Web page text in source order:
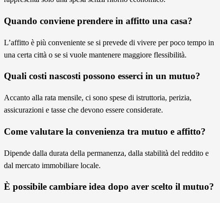
Quando conviene prendere in affitto una casa?
L’affitto è più conveniente se si prevede di vivere per poco tempo in
una certa città o se si vuole mantenere maggiore flessibilità.
Quali costi nascosti possono esserci in un mutuo?
Accanto alla rata mensile, ci sono spese di istruttoria, perizia,
assicurazioni e tasse che devono essere considerate.
Come valutare la convenienza tra mutuo e affitto?
Dipende dalla durata della permanenza, dalla stabilità del reddito e
dal mercato immobiliare locale.
È possibile cambiare idea dopo aver scelto il mutuo?